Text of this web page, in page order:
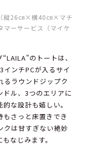
縦26㎝×横40㎝×マチ
マーサービス（マイケ
のトートは、
インチPCが入るサイ
るラウンドジップク
ドル、3つのエリアに
な設計も嬉しい。
さっと床置きでき
は甘すぎない絶妙
なじみます。